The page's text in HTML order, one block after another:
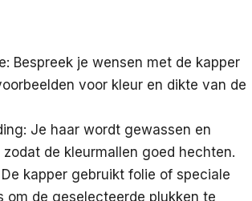
Bespreek je wensen met de kapper
voor kleur en dikte van de
Je haar wordt gewassen en
de kleurmallen goed hechten.
kapper gebruikt folie of speciale
om de geselecteerde plukken te